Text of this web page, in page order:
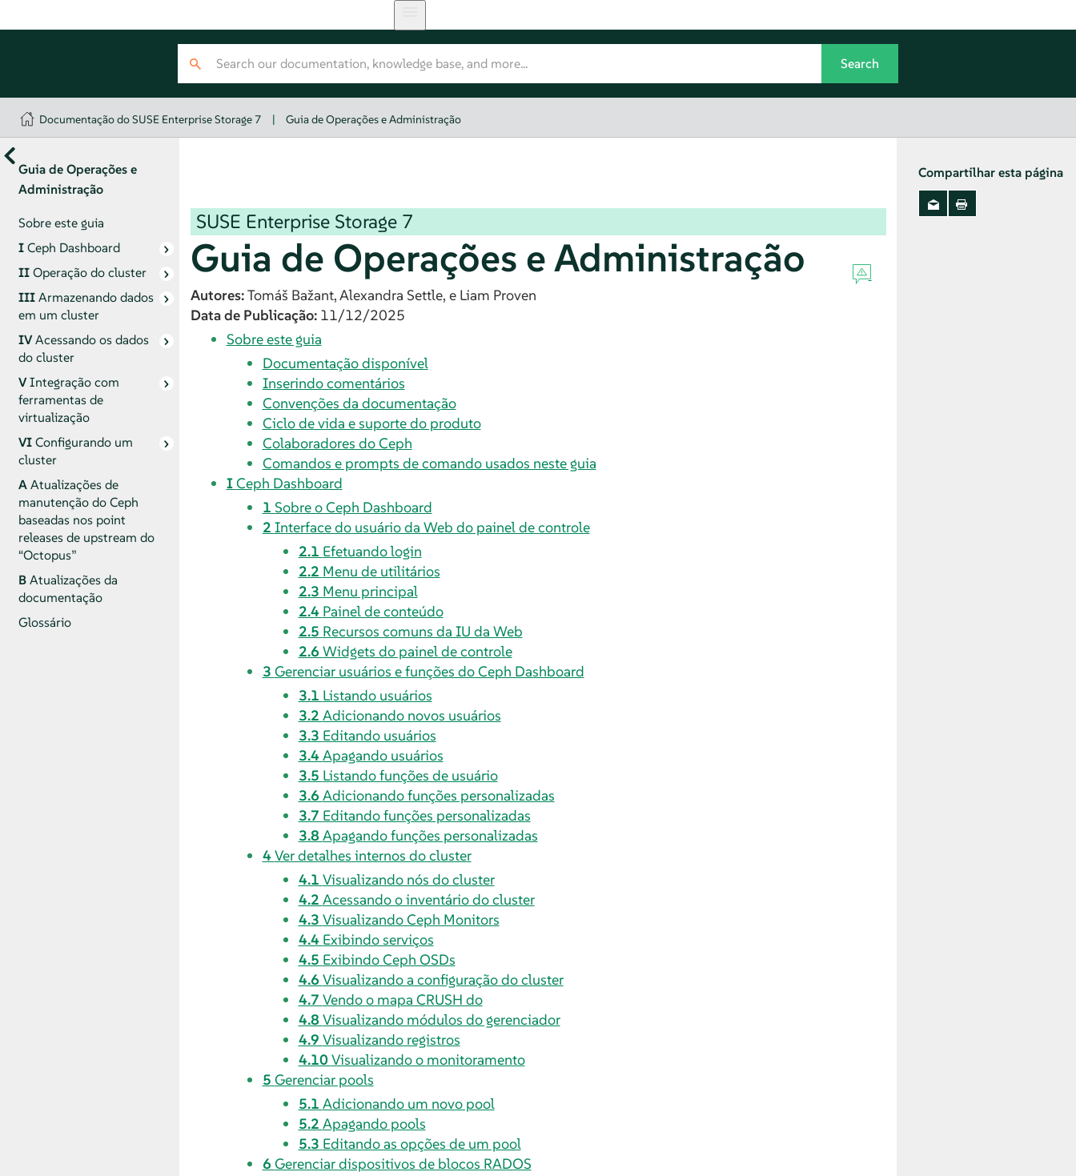
Documentação do SUSE Enterprise Storage 7 | Guia de Operações e Administração
Guia de Operações e
Administração
Sobre este guia
ICeph Dashboard
IIOperação do cluster
IIIArmazenando dados
em um cluster
IVAcessando os dados
do cluster
VIntegração com
ferramentas de
virtualização
VIConfigurando um
cluster
AAtualizações de
manutenção do Ceph
baseadas nos point
releases de upstream do
“Octopus”
BAtualizações da
documentação
Glossário
SUSE Enterprise Storage 7
Guia de Operações e Administração
Autores:Tomáš Bažant,Alexandra Settle, e Liam Proven
Data de Publicação: 11/12/2025
Sobre este guia
Documentação disponível
Inserindo comentários
Convenções da documentação
Ciclo de vida e suporte do produto
Colaboradores do Ceph
Comandos e prompts de comando usados neste guia
ICeph Dashboard
1 Sobre o Ceph Dashboard
2 Interface do usuário da Web do painel de controle
2.1 Efetuando login
2.2 Menu de utilitários
2.3 Menu principal
2.4 Painel de conteúdo
2.5 Recursos comuns da IU da Web
2.6 Widgets do painel de controle
3 Gerenciar usuários e funções do Ceph Dashboard
3.1 Listando usuários
3.2 Adicionando novos usuários
3.3 Editando usuários
3.4Apagando usuários
3.5 Listando funções de usuário
3.6 Adicionando funções personalizadas
3.7 Editando funções personalizadas
3.8 Apagando funções personalizadas
4Ver detalhes internos do cluster
4.1 Visualizando nós do cluster
4.2 Acessando o inventário do cluster
4.3 Visualizando Ceph Monitors
4.4 Exibindo serviços
4.5 Exibindo Ceph OSDs
4.6 Visualizando a configuração do cluster
4.7 Vendo o mapa CRUSH do
4.8 Visualizando módulos do gerenciador
4.9 Visualizando registros
4.10Visualizando o monitoramento
5 Gerenciar pools
5.1 Adicionando um novo pool
5.2 Apagando pools
5.3 Editando as opções de um pool
6 Gerenciar dispositivos de blocos RADOS
Compartilhar esta página